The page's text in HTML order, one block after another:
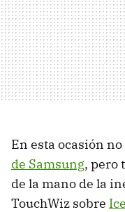
En esta ocasión
de Samsung, pero
de la mano de la
TouchWiz sobre